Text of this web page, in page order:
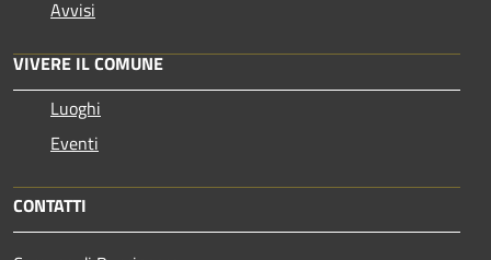
Avvisi
VIVERE IL COMUNE
Luoghi
Eventi
CONTATTI